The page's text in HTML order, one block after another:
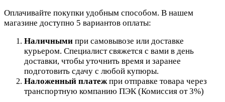
Оплачивайте покупки удобным способом. В нашем
магазине доступно 5 вариантов оплаты:
Наличными при самовывозе или доставке
курьером. Специалист свяжется с вами в день
доставки, чтобы уточнить время и заранее
подготовить сдачу с любой купюры.
Наложенный платеж при отправке товара через
транспортную компанию ПЭК (Комиссия от 3%)